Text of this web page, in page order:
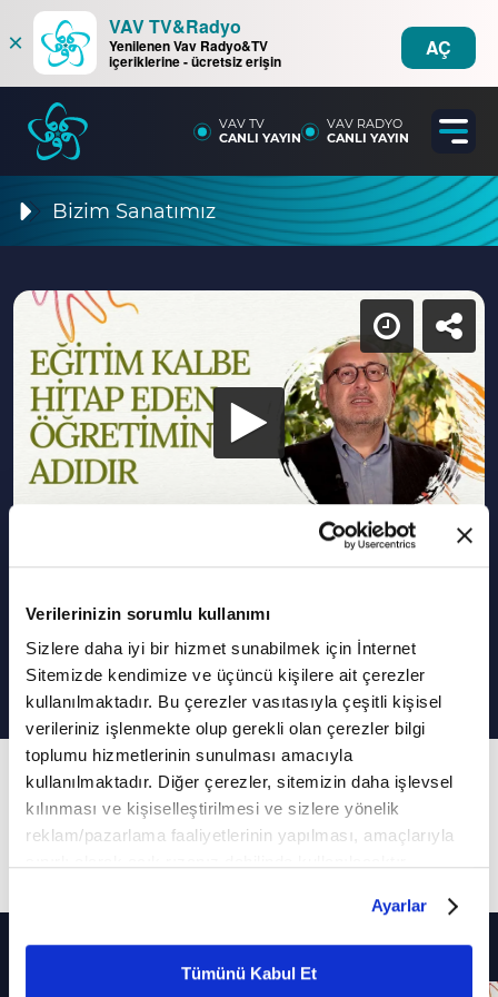
Verilerinizin sorumlu kullanımı
Sizlere daha iyi bir hizmet sunabilmek için İnternet
Sitemizde kendimize ve üçüncü kişilere ait çerezler
kullanılmaktadır. Bu çerezler vasıtasıyla çeşitli kişisel
verileriniz işlenmekte olup gerekli olan çerezler bilgi
toplumu hizmetlerinin sunulması amacıyla
kullanılmaktadır. Diğer çerezler, sitemizin daha işlevsel
kılınması ve kişiselleştirilmesi ve sizlere yönelik
reklam/pazarlama faaliyetlerinin yapılması, amaçlarıyla
belirleyebilirsiniz. Çerezlere ilişkin detaylı bilgi için
Ayarlar butonuna tıklayabilir,Çerez Bilgilendirme
Metnimizi ziyaret edebilirsiniz.
Ayarlar
Tümünü Kabul Et
×
VAV TV&Radyo
Yenilenen Vav Radyo&TV
içeriklerine - ücretsiz erişin
AÇ
VAV TV
CANLI YAYIN
VAV RADYO
CANLI YAYIN
Bizim Sanatımız
Mehmet Zeki Kuşoğlu I Bizim
Sanatımız
5. Bölüm
Bizim Sanatımız'ın bu bölümdeki konuğu Prof.
Dr. Mehmet Zeki Kuşoğlu oldu
Diğer Bölümler